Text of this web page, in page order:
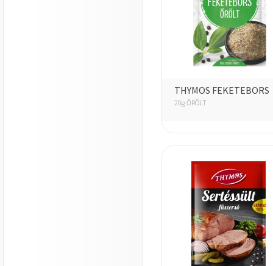
THYMOS FEKETEBORS
20g ŐRÖLT